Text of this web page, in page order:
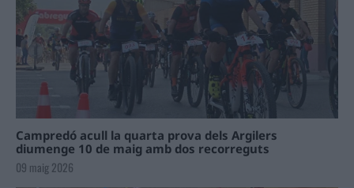
Campredó acull la quarta prova dels Argilers
diumenge 10 de maig amb dos recorreguts
09 maig 2026